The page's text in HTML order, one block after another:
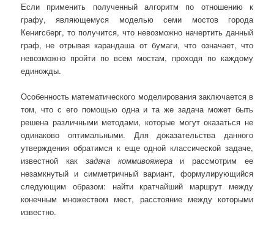
Если применить полученный алгоритм по отношению к
графу, являющемуся моделью семи мостов города
Кенигсберг, то получится, что невозможно начертить данный
граф, не отрывая карандаша от бумаги, что означает, что
невозможно пройти по всем мостам, проходя по каждому
единожды.
Особенность математического моделирования заключается в
том, что с его помощью одна и та же задача может быть
решена различными методами, которые могут оказаться не
одинаково оптимальными. Для доказательства данного
утверждения обратимся к еще одной классической задаче,
известной как задача коммивояжераи рассмотрим ее
незамкнутый и симметричный вариант, формулирующийся
следующим образом: найти кратчайший маршрут между
конечным множеством мест, расстояние между которыми
известно.